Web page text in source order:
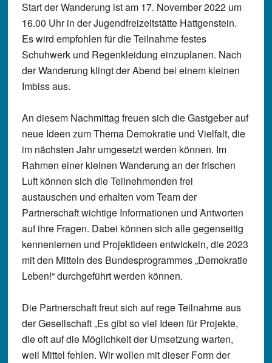
Start der Wanderung ist am 17. November 2022 um
16.00 Uhr in der Jugendfreizeitstätte Hattgenstein.
Es wird empfohlen für die Teilnahme festes
Schuhwerk und Regenkleidung einzuplanen. Nach
der Wanderung klingt der Abend bei einem kleinen
Imbiss aus.
An diesem Nachmittag freuen sich die Gastgeber auf
neue Ideen zum Thema Demokratie und Vielfalt, die
im nächsten Jahr umgesetzt werden können. Im
Rahmen einer kleinen Wanderung an der frischen
Luft können sich die Teilnehmenden frei
austauschen und erhalten vom Team der
Partnerschaft wichtige Informationen und Antworten
auf ihre Fragen. Dabei können sich alle gegenseitig
kennenlernen und Projektideen entwickeln, die 2023
mit den Mitteln des Bundesprogrammes „Demokratie
Leben!“ durchgeführt werden können.
Die Partnerschaft freut sich auf rege Teilnahme aus
der Gesellschaft „Es gibt so viel Ideen für Projekte,
die oft auf die Möglichkeit der Umsetzung warten,
weil Mittel fehlen. Wir wollen mit dieser Form der